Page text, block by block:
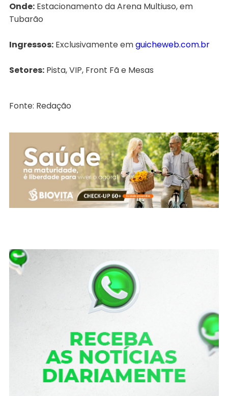
Onde:Estacionamento da Arena Multiuso, em
Tubarão
Ingressos:Exclusivamente emguicheweb.com.br
Setores:Pista, VIP, Front Fã e Mesas
Fonte: Redação